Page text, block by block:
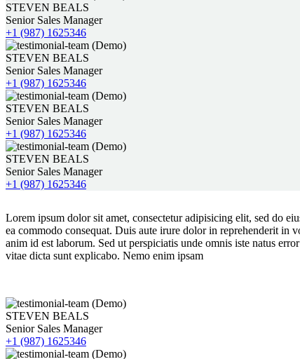
STEVEN BEALS
Senior Sales Manager
+1 (987) 1625346
STEVEN BEALS
Senior Sales Manager
+1 (987) 1625346
STEVEN BEALS
Senior Sales Manager
+1 (987) 1625346
STEVEN BEALS
Senior Sales Manager
+1 (987) 1625346
Lorem ipsum dolor sit amet, consectetur adipisicing elit, sed do
ea commodo consequat. Duis aute irure dolor in reprehenderit in
anim id est laborum. Sed ut perspiciatis unde omnis iste natus
vitae dicta sunt explicabo. Nemo enim ipsam
STEVEN BEALS
Senior Sales Manager
+1 (987) 1625346